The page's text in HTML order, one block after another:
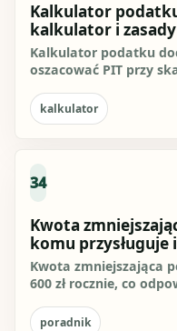
Kalkulator
kalkulator i zasady
Kalkulator podatku
oszacować PIT przy
kalkulator
34
Kwota
komu
Kwota zmniejszająca
600 zł rocznie, co
poradnik